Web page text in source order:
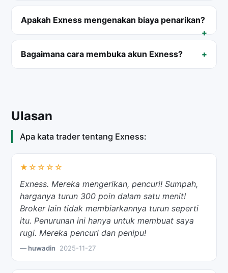
Apakah Exness mengenakan biaya penarikan?
Bagaimana cara membuka akun Exness?
Ulasan
Apa kata trader tentang Exness:
★☆☆☆☆
Exness. Mereka mengerikan, pencuri! Sumpah,
harganya turun 300 poin dalam satu menit!
Broker lain tidak membiarkannya turun seperti
itu. Penurunan ini hanya untuk membuat saya
rugi. Mereka pencuri dan penipu!
— huwadin 2025-11-27